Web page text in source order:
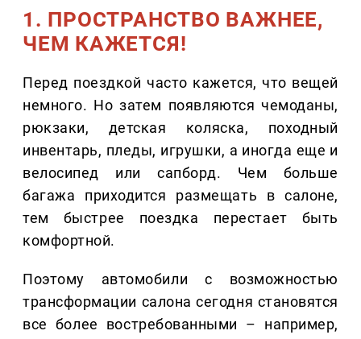
1. ПРОСТРАНСТВО ВАЖНЕЕ,
ЧЕМ КАЖЕТСЯ!
Перед поездкой часто кажется, что вещей
немного. Но затем появляются чемоданы,
рюкзаки, детская коляска, походный
инвентарь, пледы, игрушки, а иногда еще и
велосипед или сапборд. Чем больше
багажа приходится размещать в салоне,
тем быстрее поездка перестает быть
комфортной.
Поэтому автомобили с возможностью
трансформации салона сегодня становятся
все более востребованными – например,